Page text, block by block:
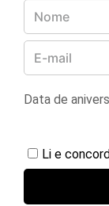
Data de
Li e